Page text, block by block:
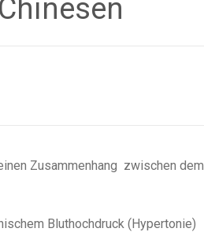
Zusammenhang zwischen dem
Bluthochdruck (Hypertonie)